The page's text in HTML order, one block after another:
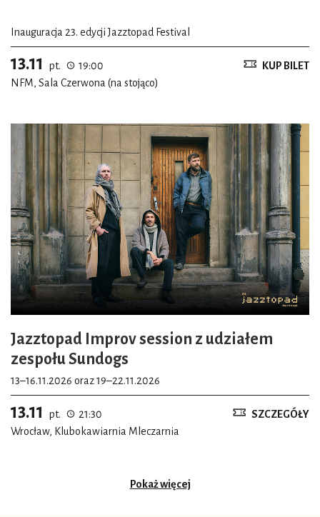
Inauguracja 23. edycji Jazztopad Festival
13.11 pt.
19:00
NFM, Sala Czerwona (na stojąco)
KUP BILET
Jazztopad Improv session z udziałem
zespołu Sundogs
13–16.11.2026 oraz 19–22.11.2026
13.11 pt.
21:30
Wrocław, Klubokawiarnia Mleczarnia
SZCZEGÓŁY
Pokaż więcej